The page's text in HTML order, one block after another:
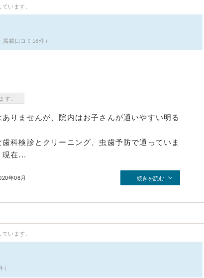
います。
載口コミ16件）
す。
りませんが、院内はお子さんが通いやすい明る
科検診とクリーニング、虫歯予防で通っていま
現在...
年06月 続きを読む
います。
）